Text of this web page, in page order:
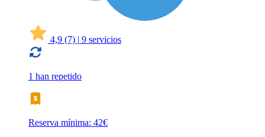
4,9 (7) | 9 servicios
1 han repetido
Reserva mínima: 42€